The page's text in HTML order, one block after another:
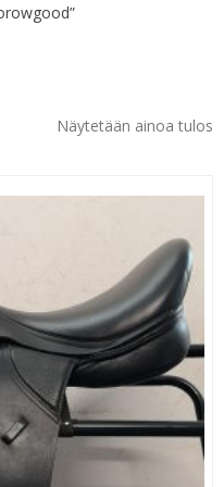
Näytetään ainoa tulos